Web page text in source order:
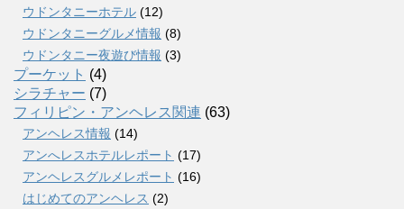
ウドンタニーホテル (12)
ウドンタニーグルメ情報 (8)
ウドンタニー夜遊び情報 (3)
プーケット (4)
シラチャー (7)
フィリピン・アンヘレス関連 (63)
アンヘレス情報 (14)
アンへレスホテルレポート (17)
アンヘレスグルメレポート (16)
はじめてのアンヘレス (2)